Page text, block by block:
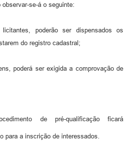
observar-se-á o seguinte:
poderão ser dispensados os
do registro cadastral;
poderá ser exigida a comprovação de
de pré-qualificação ficará
para a inscrição de interessados.